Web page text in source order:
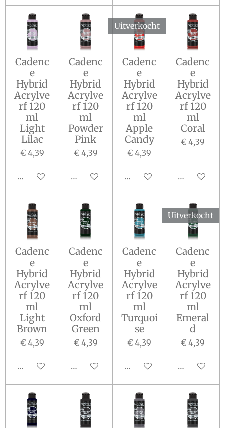
Cadenc
e
Hybrid
Acrylve
rf 120
ml
Light
Lilac
€ 4,39
In winkelwagen
Cadenc
e
Hybrid
Acrylve
rf 120
ml
Powder
Pink
€ 4,39
In winkelwagen
Uitverkocht
Cadenc
e
Hybrid
Acrylve
rf 120
ml
Apple
Candy
€ 4,39
Houd mij op de hoogte
Cadenc
e
Hybrid
Acrylve
rf 120
ml
Coral
€ 4,39
In
Cadenc
e
Hybrid
Acrylve
rf 120
ml
Light
Brown
€ 4,39
In winkelwagen
Cadenc
e
Hybrid
Acrylve
rf 120
ml
Oxford
Green
€ 4,39
In winkelwagen
Cadenc
e
Hybrid
Acrylve
rf 120
ml
Turquoi
se
€ 4,39
In winkelwagen
Uitverkocht
Cadenc
e
Hybrid
Acrylve
rf 120
ml
Emeral
d
€ 4,39
Houd mij